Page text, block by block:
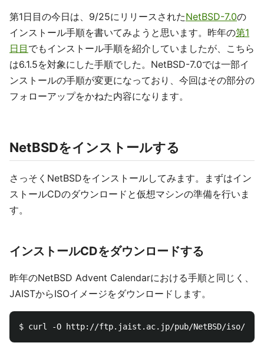
第1日目の今日は、9/25にリリースされたNetBSD-7.0の
インストール手順を書いてみようと思います。昨年の第1
日目 でもインストール手順を紹介していましたが、こちら
は6.1.5を対象にした手順でした。NetBSD-7.0では一部イ
ンストールの手順が変更になっており、今回はその部分の
フォローアップをかねた内容になります。
NetBSDをインストールする
さっそくNetBSDをインストールしてみます。まずはイン
ストールCDのダウンロードと仮想マシンの準備を行いま
す。
インストールCDをダウンロードする
昨年のNetBSD Advent Calendarにおける手順と同じく、
JAISTからISOイメージをダウンロードします。